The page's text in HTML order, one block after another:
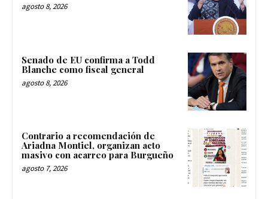
agosto 8, 2026
Senado de EU confirma a Todd
Blanche como fiscal general
agosto 8, 2026
Contrario a recomendación de
Ariadna Montiel, organizan acto
masivo con acarreo para Burgueño
agosto 7, 2026